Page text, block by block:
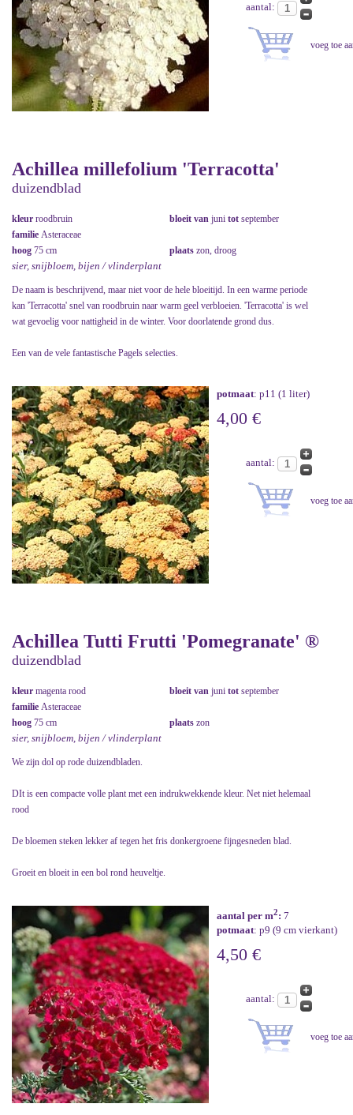
aantal:
Achillea millefolium 'Terracotta'
duizendblad
kleur roodbruin bloeit van juni tot september
familie Asteraceae
hoog 75 cm plaats zon, droog
sier, snijbloem, bijen / vlinderplant
De naam is beschrijvend, maar niet voor de hele bloeitijd. In een warme periode
kan 'Terracotta' snel van roodbruin naar warm geel verbloeien. 'Terracotta' is wel
wat gevoelig voor nattigheid in de winter. Voor doorlatende grond dus.
Een van de vele fantastische Pagels selecties.
potmaat: p11 (1 liter)
4,00 €
aantal:
Achillea Tutti Frutti 'Pomegranate' ®
duizendblad
kleur magenta rood bloeit van juni tot september
familie Asteraceae
hoog 75 cm plaats zon
sier, snijbloem, bijen / vlinderplant
We zijn dol op rode duizendbladen.
DIt is een compacte volle plant met een indrukwekkende kleur. Net niet helemaal
rood
De bloemen steken lekker af tegen het fris donkergroene fijngesneden blad.
Groeit en bloeit in een bol rond heuveltje.
aantal per m2: 7
potmaat: p9 (9 cm vierkant)
4,50 €
aantal: